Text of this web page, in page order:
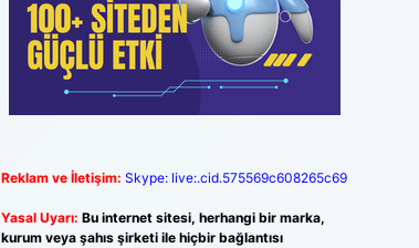
Reklam ve İletişim: Skype: live:.cid.575569c608265c69
Yasal Uyarı: Bu internet sitesi, herhangi bir marka,
kurum veya şahıs şirketi ile hiçbir bağlantısı